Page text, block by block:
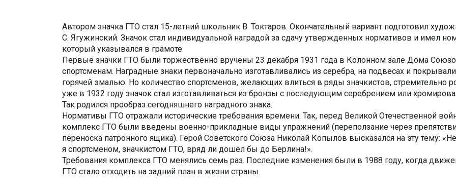
Автором значка ГТО стал 15-летний школьник В. Токтаров. Окончательный вариант подготовил
С. Ягужинский. Значок стал индивидуальной наградой за сдачу утвержденных нормативов и имел
который указывался в грамоте.
Первые значки ГТО были торжественно вручены 23 декабря 1931 года в Колонном зале Дома
спортсменам. Наградные знаки первоначально изготавливались из серебра, на подвесах и
горячей эмалью. Но количество спортсменов, желающих влиться в ряды значкистов, стремительно
уже в 1932 году значок стал изготавливаться из бронзы с последующим серебрением или
Так родился прообраз сегодняшнего наградного знака.
Нормативы ГТО отражали исторические требования времени. Так, перед Великой Отечественной
комплекс ГТО были введены военно-прикладные виды упражнений (переползание через
переноска патронного ящика). Герой Советского Союза Николай Копылов высказался на эту тему:
я спортсменом, значкистом ГТО, вряд ли дошел бы до Берлина!».
Требования комплекса ГТО менялись семь раз. Последние изменения были в 1988 году, когда
ГТО стало отходить на задний план в жизни страны.